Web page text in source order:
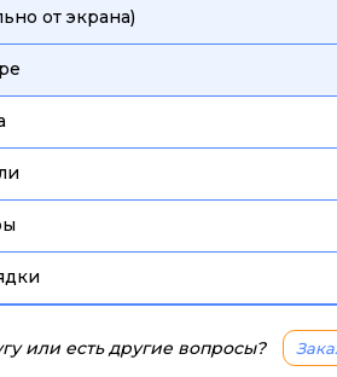
от экрана)
или есть другие вопросы?